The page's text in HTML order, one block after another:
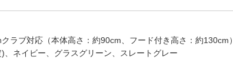
ラブ対応（本体高さ：約90cm、フード付き高さ：約130cm）
ネイビー、グラスグリーン、スレートグレー